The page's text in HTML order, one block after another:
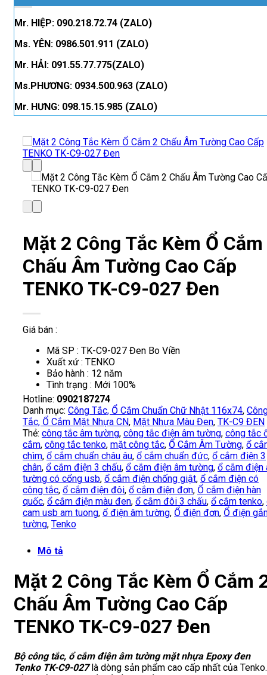
Mr. HIỆP: 090.218.72.74 (ZALO)
Ms. YÊN: 0986.501.911 (ZALO)
Mr. HẢI: 091.55.77.775(ZALO)
Ms.PHƯƠNG: 0934.500.963 (ZALO)
Mr. HƯNG: 098.15.15.985 (ZALO)
Mặt 2 Công Tắc Kèm Ổ
Chấu Âm Tường Cao Cấp
TENKO TK-C9-027 Đen
Giá bán :
Mã SP : TK-C9-027 Đen Bo Viền
Xuất xứ : TENKO
Bảo hành : 12 năm
Tình trạng : Mới 100%
Hotline: 0902187274
Danh mục: Công Tắc, Ổ Cắm Chuẩn Chữ Nhật 116x74,
Tắc, Ổ Cắm Mặt Nhựa CN, Mặt Nhựa Màu Đen, TK-C9 ĐEN
Thẻ: công tắc âm tường, công tắc điện âm tường, công tắc
cắm, công tắc tenko, mặt công tắc, Ổ Cắm Âm Tường, ổ
chìm, ổ cắm chuẩn châu âu, ổ cắm chuẩn đức, ổ cắm điện 3
chân, ổ cắm điện 3 chấu, ổ cắm điện âm tường, ổ cắm điện
tường có cổng usb, ổ cắm điện chống giật, ổ cắm điện có
công tắc, ổ cắm điện đôi, ổ cắm điện đơn, Ổ cắm điện hàn
quốc, ổ cắm điện màu đen, ổ cắm đôi 3 chấu, ổ cắm tenko,
cam usb am tuong, ổ điện âm tường, Ổ điện đơn, Ổ điện
tường, Tenko
Mô tả
Mặt 2 Công Tắc Kèm Ổ Cắm
Chấu Âm Tường Cao Cấp
TENKO TK-C9-027 Đen
Bộ công tắc, ổ cắm điện âm tường mặt nhựa Epoxy đen
Tenko TK-C9-027là dòng sản phẩm cao cấp nhất của Tenko.